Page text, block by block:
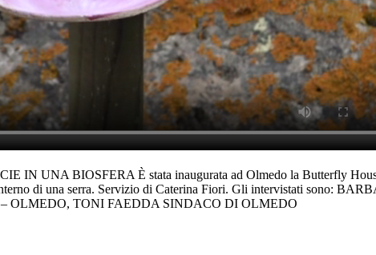
UNA BIOSFERA È stata inaugurata ad Olmedo la Butterfly
di una serra. Servizio di Caterina Fiori. Gli intervistati sono:
TONI FAEDDA SINDACO DI OLMEDO